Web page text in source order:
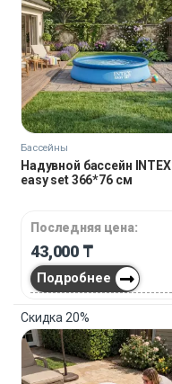
Бассейны
Надувной бассейн INTEX
easy set 366*76 см
Последняя цена:
43,000 ₸
Подробнее
Скидка 20%